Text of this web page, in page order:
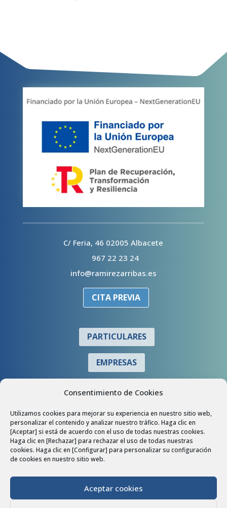
Consentimiento de Cookies
Utilizamos cookies para mejorar su experiencia en nuestro sitio web,
personalizar el contenido y analizar nuestro tráfico. Haga clic en
[Aceptar] si está de acuerdo con el uso de todas nuestras cookies.
Haga clic en [Rechazar] para rechazar el uso de todas nuestras
cookies. Haga clic en [Configurar] para personalizar su configuración
de cookies en nuestro sitio web.
Aceptar cookies
C/ Feria, 46 02005 Albacete
967 22 23 24
info@ramirezarribas.es
CITA PREVIA
PARTICULARES
EMPRESAS
COLABORADORES
Política de Privacidad|Política de Cookies|Aviso Legal|